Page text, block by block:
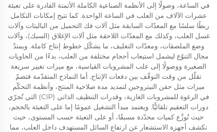
في الساعة، وصولًا إلى الأنظمة الصناعية الكاملة الأتمتة القادرة على تعبئة
عشرات الآلاف من العلب في الساعة الواحدة. كما تتيح إمكانات التكامل
ربطًا سلسًا مع المعدّات السابقة مثل آلات فك التحميل من الباليتات وآلات
غسل العلب، وكذلك مع المعدّات اللاحقة مثل آلات الإغلاق (السبك)، وآلات
وضع الملصقات، ومعدّات التغليف، ما يشكّل خطوط إنتاج كاملة. ويمتدّ
مجال التنوّع ليشمل استيعاب أحجام مختلفة من العلب، بدءًا من الحاويات
الصغيرة ووصولًا إلى علب المشروبات القياسية، مع ميزات تغيير سريعة
تقلّل من وقت التوقّف بين دفعات الإنتاج. أما النماذج المتقدّمة فتضمّ
ميزات مثل حقن النيتروجين لتمديد مدة صلاحية المنتج، وأنظمة التحكّم
في الرغوة للمشروبات الغازية، وقدرات التنظيف الذاتي (CIP) التي تُجرّي
دورات التعقيم تلقائيًّا. ويعتمد مبدأ التشغيل عمومًا إما على التعبئة بالحجم،
حيث تُوزَّع كميات محدّدة مسبقًا، أو على التعبئة حسب المستوى، حيث
تكشف أجهزة الاستشعار عن ارتفاع السائل المستهدف داخل العلب، مما